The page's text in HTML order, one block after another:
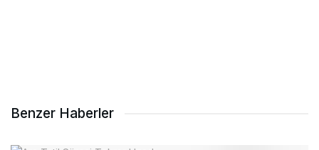
Benzer Haberler